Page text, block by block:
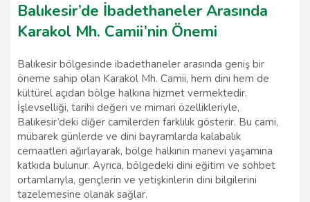
Balıkesir’de İbadethaneler Arasında
Karakol Mh. Camii’nin Önemi
Balıkesir bölgesinde ibadethaneler arasında geniş bir
öneme sahip olan Karakol Mh. Camii, hem dini hem de
kültürel açıdan bölge halkına hizmet vermektedir.
İşlevselliği, tarihi değeri ve mimari özellikleriyle,
Balıkesir’deki diğer camilerden farklılık gösterir. Bu cami,
mübarek günlerde ve dini bayramlarda kalabalık
cemaatleri ağırlayarak, bölge halkının manevi yaşamına
katkıda bulunur. Ayrıca, bölgedeki dini eğitim ve sohbet
ortamlarıyla, gençlerin ve yetişkinlerin dini bilgilerini
tazelemesine olanak sağlar.